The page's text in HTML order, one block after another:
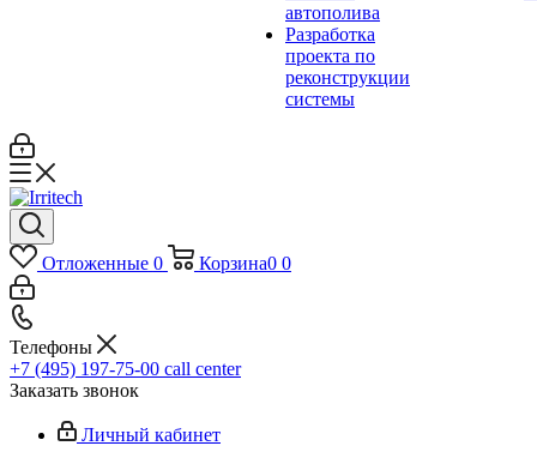
автополива
Разработка
проекта по
реконструкции
системы
Отложенные 0 Корзина0 0
Телефоны
+7 (495) 197-75-00 call center
Заказать звонок
Личный кабинет